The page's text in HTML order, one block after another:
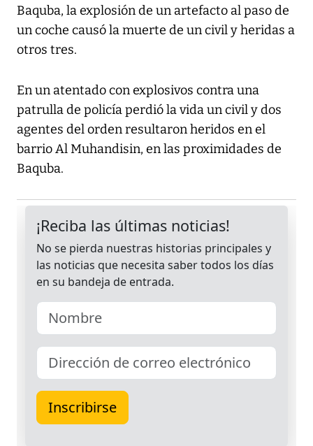
Baquba, la explosión de un artefacto al paso de
un coche causó la muerte de un civil y heridas a
otros tres.
En un atentado con explosivos contra una
patrulla de policía perdió la vida un civil y dos
agentes del orden resultaron heridos en el
barrio Al Muhandisin, en las proximidades de
Baquba.